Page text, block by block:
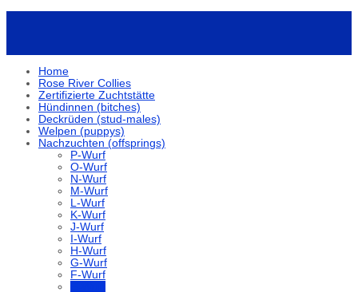
Home
Rose River Collies
Zertifizierte Zuchtstätte
Hündinnen (bitches)
Deckrüden (stud-males)
Welpen (puppys)
Nachzuchten (offsprings)
P-Wurf
O-Wurf
N-Wurf
M-Wurf
L-Wurf
K-Wurf
J-Wurf
I-Wurf
H-Wurf
G-Wurf
F-Wurf